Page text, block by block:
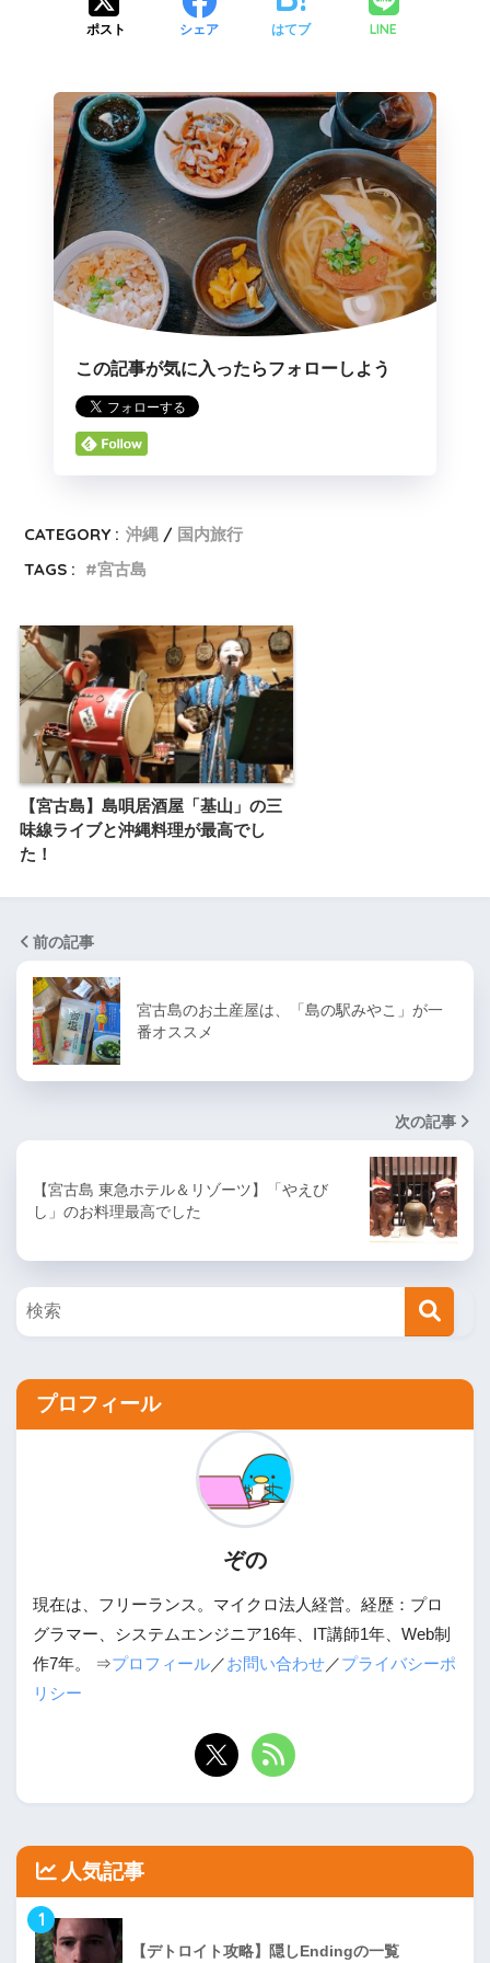
ポスト シェア はてブ LINE
この記事が気に入ったらフォローしよう
CATEGORY : 沖縄
国内旅行
TAGS :
宮古島
【宮古島】島唄居酒屋「基山」の三
味線ライブと沖縄料理が最高でし
た！
前の記事
宮古島のお土産屋は、「島の駅みやこ」が一
番オススメ
次の記事
【宮古島 東急ホテル＆リゾーツ】「やえび
し」のお料理最高でした
プロフィール
ぞの
現在は、フリーランス。マイクロ法人経営。経歴：プロ
グラマー、システムエンジニア16年、IT講師1年、Web制
作7年。 ⇒プロフィール／お問い合わせ／プライバシーポ
リシー
人気記事
1
【デトロイト攻略】隠しEndingの一覧